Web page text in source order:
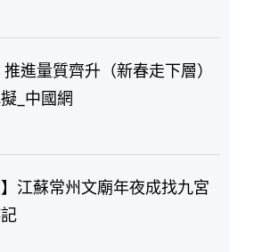
進量質齊升（新春走下層）
_中國網
】江蘇常州文廟年夜成找九宮